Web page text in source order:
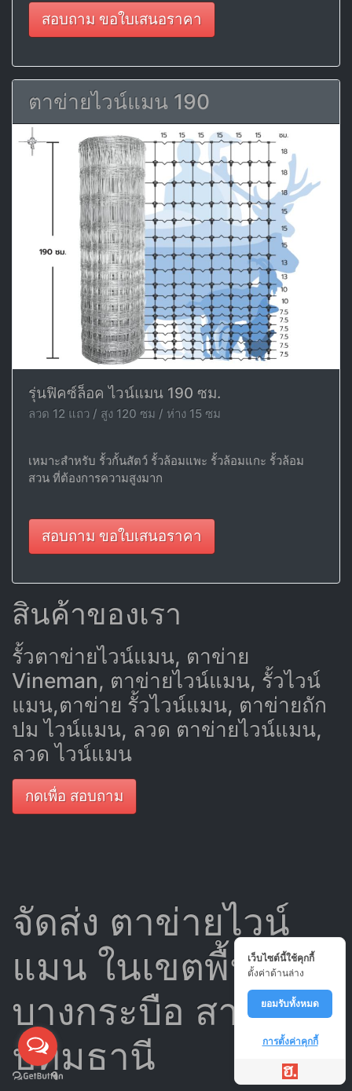
สอบถาม ขอใบเสนอราคา
ตาข่ายไวน์แมน 190
รุ่นฟิคซ์ล็อค ไวน์แมน 190 ซม.
ลวด 12 แถว / สูง 120 ซม / ห่าง 15 ซม
เหมาะสำหรับ รั้วกั้นสัตว์ รั้วล้อมแพะ รั้วล้อมแกะ รั้วล้อม
สวน ที่ต้องการความสูงมาก
สอบถาม ขอใบเสนอราคา
สินค้าของเรา
รั้วตาข่ายไวน์แมน, ตาข่าย
Vineman, ตาข่ายไวน์แมน, รั้วไวน์
แมน,ตาข่าย รั้วไวน์แมน, ตาข่ายถัก
ปม ไวน์แมน, ลวด ตาข่ายไวน์แมน,
ลวด ไวน์แมน
กดเพื่อ สอบถาม
จัดส่ง ตาข่ายไวน์
แมน ในเขตพื้นที่
บางกระบือ สามโคก
ปทุมธานี
เว็บไซต์นี้ใช้คุกกี้
ตั้งค่าด้านล่าง
ยอมรับทั้งหมด
การตั้งค่าคุกกี้